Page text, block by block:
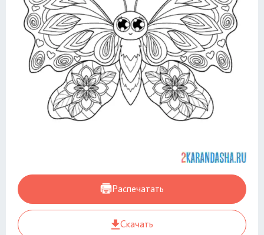
Распечатать
Скачать